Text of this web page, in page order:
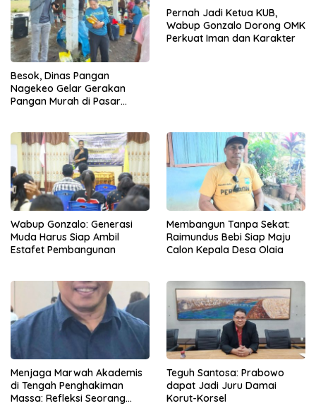
Besok, Dinas Pangan
Nagekeo Gelar Gerakan
Pangan Murah di Pasar
Pernah Jadi Ketua KUB,
Wabup Gonzalo Dorong OMK
Perkuat Iman dan Karakter
Wabup Gonzalo: Generasi
Muda Harus Siap Ambil
Estafet Pembangunan
Membangun Tanpa Sekat:
Raimundus Bebi Siap Maju
Calon Kepala Desa Olaia
Menjaga Marwah Akademis
di Tengah Penghakiman
Massa: Refleksi Seorang
Teguh Santosa: Prabowo
dapat Jadi Juru Damai
Korut-Korsel